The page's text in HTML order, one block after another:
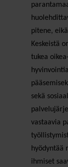
pitene,
Keskeistä
tukea
sekä
vastaavia
hyödyntää
ihmiset